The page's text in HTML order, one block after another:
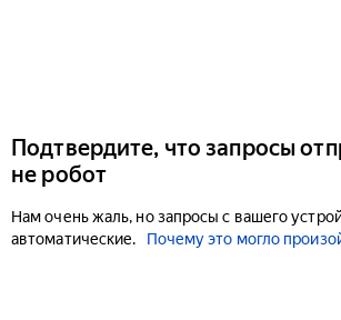
Подтвердите, что запросы
не робот
Нам очень жаль, но запросы с вашего
автоматические.
Почему это могло